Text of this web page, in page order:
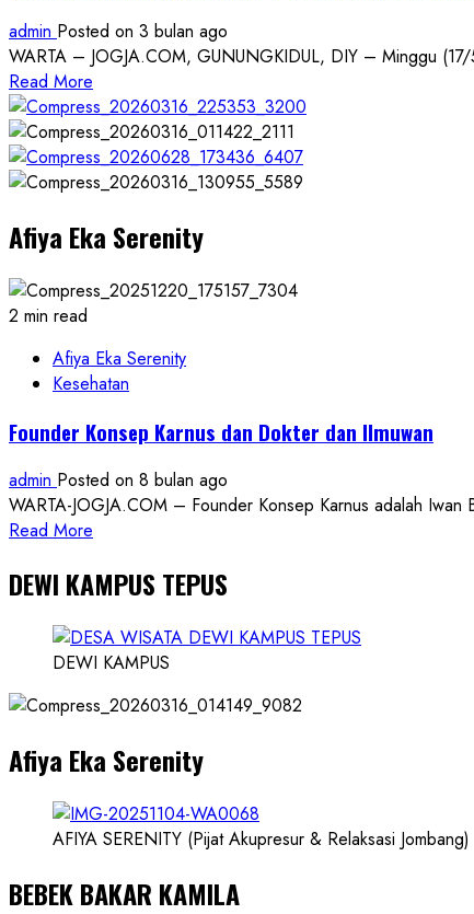
admin Posted on 3 bulan ago
WARTA – JOGJA.COM, GUNUNGKIDUL, DIY – Minggu
Read More
more
about
Baladewa
Jumeneng
Puncak
Syukuran
dan
Harapan
Warga
Sumbermulyo
Afiya Eka Serenity
2 min read
Afiya Eka Serenity
Kesehatan
Founder Konsep Karnus dan Dokter dan Ilmuwan
admin Posted on 8 bulan ago
WARTA-JOGJA.COM – Founder Konsep Karnus adalah
Read More
about
Konsep
Karnus
Dokter
Ilmuwan
DEWI KAMPUS TEPUS
DEWI KAMPUS
Afiya Eka Serenity
AFIYA SERENITY (Pijat Akupresur & Relaksasi Jombang)
BEBEK BAKAR KAMILA